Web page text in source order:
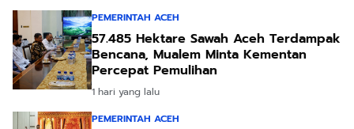
PEMERINTAH ACEH
57.485 Hektare Sawah Aceh Terdampak
Bencana, Mualem Minta Kementan
Percepat Pemulihan
1 hari yang lalu
PEMERINTAH ACEH